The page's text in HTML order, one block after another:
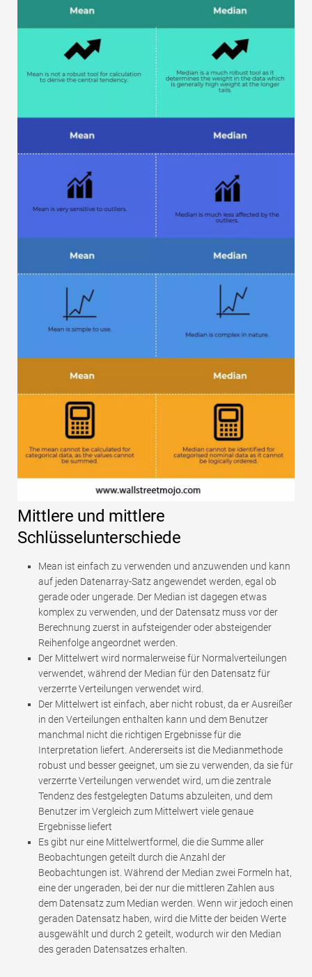
Mittlere und mittlere
Schlüsselunterschiede
Mean ist einfach zu verwenden und anzuwenden und kann
auf jeden Datenarray-Satz angewendet werden, egal ob
gerade oder ungerade. Der Median ist dagegen etwas
komplex zu verwenden, und der Datensatz muss vor der
Berechnung zuerst in aufsteigender oder absteigender
Reihenfolge angeordnet werden.
Der Mittelwert wird normalerweise für Normalverteilungen
verwendet, während der Median für den Datensatz für
verzerrte Verteilungen verwendet wird.
Der Mittelwert ist einfach, aber nicht robust, da er Ausreißer
in den Verteilungen enthalten kann und dem Benutzer
manchmal nicht die richtigen Ergebnisse für die
Interpretation liefert. Andererseits ist die Medianmethode
robust und besser geeignet, um sie zu verwenden, da sie für
verzerrte Verteilungen verwendet wird, um die zentrale
Tendenz des festgelegten Datums abzuleiten, und dem
Benutzer im Vergleich zum Mittelwert viele genaue
Ergebnisse liefert
Es gibt nur eine Mittelwertformel, die die Summe aller
Beobachtungen geteilt durch die Anzahl der
Beobachtungen ist. Während der Median zwei Formeln hat,
eine der ungeraden, bei der nur die mittleren Zahlen aus
dem Datensatz zum Median werden. Wenn wir jedoch einen
geraden Datensatz haben, wird die Mitte der beiden Werte
ausgewählt und durch 2 geteilt, wodurch wir den Median
des geraden Datensatzes erhalten.